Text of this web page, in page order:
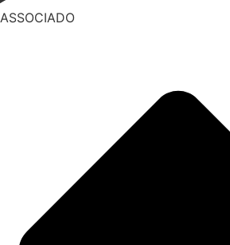
ASSOCIADO